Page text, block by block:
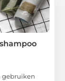
gebruiken